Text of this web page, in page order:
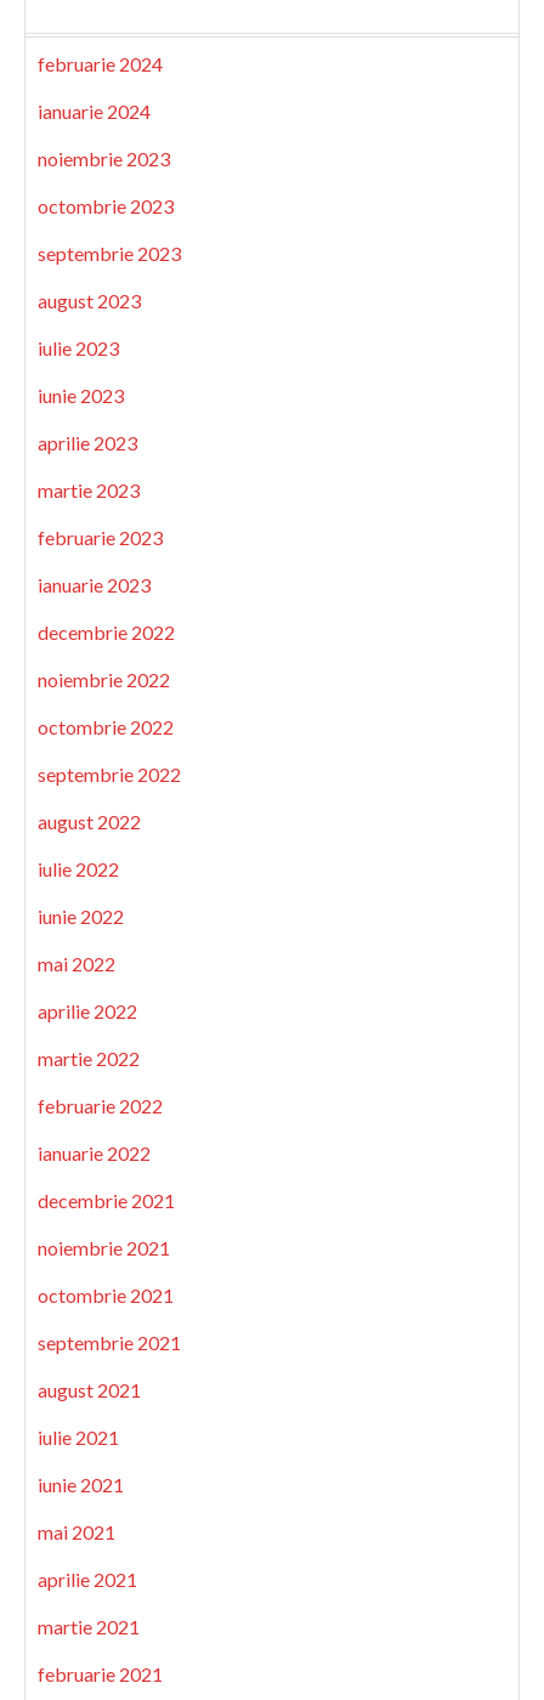
februarie 2024
ianuarie 2024
noiembrie 2023
octombrie 2023
septembrie 2023
august 2023
iulie 2023
iunie 2023
aprilie 2023
martie 2023
februarie 2023
ianuarie 2023
decembrie 2022
noiembrie 2022
octombrie 2022
septembrie 2022
august 2022
iulie 2022
iunie 2022
mai 2022
aprilie 2022
martie 2022
februarie 2022
ianuarie 2022
decembrie 2021
noiembrie 2021
octombrie 2021
septembrie 2021
august 2021
iulie 2021
iunie 2021
mai 2021
aprilie 2021
martie 2021
februarie 2021